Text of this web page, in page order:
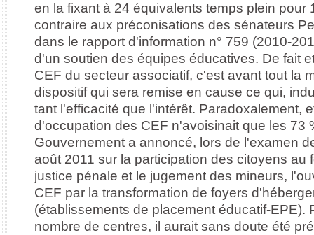
en la fixant à 24 équivalents temps plein pour
contraire aux préconisations des sénateurs
dans le rapport d'information n° 759 (2010-
d'un soutien des équipes éducatives. De fait
CEF du secteur associatif, c'est avant tout la
dispositif qui sera remise en cause ce qui,
tant l'efficacité que l'intérêt. Paradoxalement,
d'occupation des CEF n'avoisinait que les 73
Gouvernement a annoncé, lors de l'examen
août 2011 sur la participation des citoyens au
justice pénale et le jugement des mineurs,
CEF par la transformation de foyers
(établissements de placement éducatif-EPE).
nombre de centres, il aurait sans doute été